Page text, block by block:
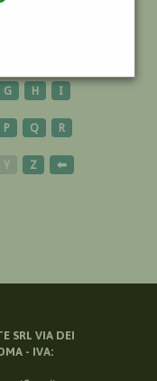
G H I
P Q R
Y Z ⬅
SRL VIA DEI
- IVA: